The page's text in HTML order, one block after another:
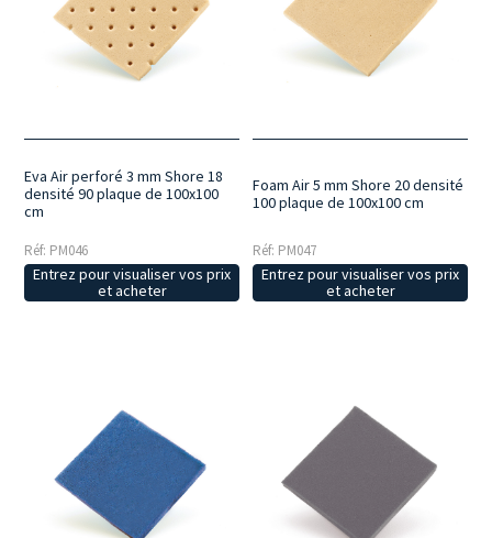
Eva Air perforé 3 mm Shore 18
densité 90 plaque de 100x100
cm
Réf: PM046
Entrez pour visualiser vos prix
et acheter
Foam Air 5 mm Shore 20 densité
100 plaque de 100x100 cm
Réf: PM047
Entrez pour visualiser vos prix
et acheter